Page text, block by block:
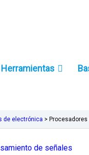
Herramientas
de electrónica >
de señales